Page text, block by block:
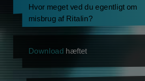
Hvor meget ved du egentligt om
misbrug af Ritalin?
Download hæftet